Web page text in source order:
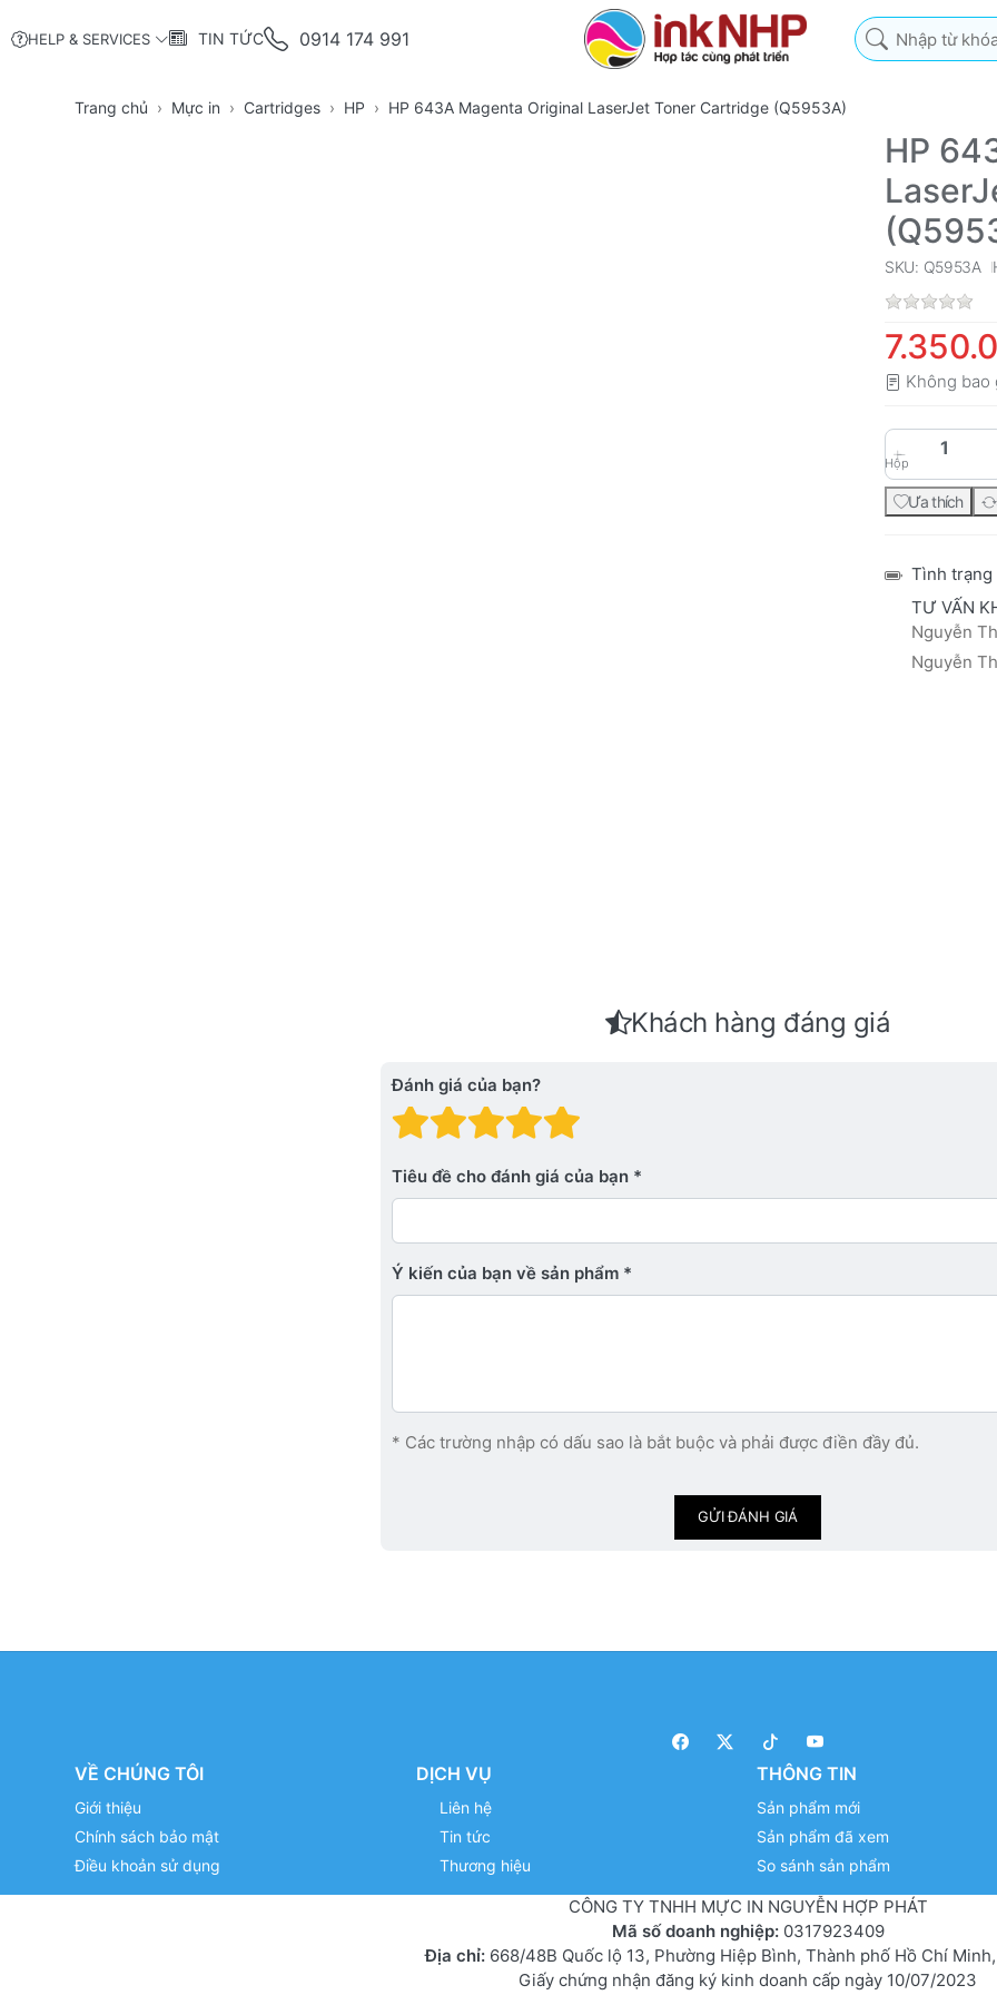
HELP & SERVICES TIN TỨC 0914 174 991
Nhập từ khóa tìm
Trang chủ Mực in Cartridges HP HP 643A Magenta Original LaserJet Toner Cartridge (Q5953A)
HP
SKU: Q5953A
Không bao
Hộp
Ưa thích
Tình trạng
TƯ VẤN
Nguyễn
Nguyễn
Khách hàng đáng giá
Đánh giá của bạn?
Đánh giá: 4 trên 5 sao.
Đánh giá: 3 trên 5 sao.
Đánh giá: 2 trên 5 sao.
Đánh giá: 1 trên 5 sao. Xấu
Tiêu đề cho đánh giá của bạn
Ý kiến ​​của bạn về sản phẩm
* Các trường nhập có dấu sao là bắt buộc và phải được điền đầy đủ.
GỬI ĐÁNH GIÁ
VỀ CHÚNG TÔI
Giới thiệu
Chính sách bảo mật
Điều khoản sử dụng
DỊCH VỤ
Liên hệ
Tin tức
Thương hiệu
THÔNG TIN
Sản phẩm mới
Sản phẩm đã xem
So sánh sản phẩm
CÔNG TY TNHH MỰC IN NGUYỄN HỢP PHÁT
Mã số doanh nghiệp: 0317923409
Địa chỉ:668/48B Quốc lộ 13, Phường Hiệp Bình, Thành phố Hồ Chí
Giấy chứng nhận đăng ký kinh doanh cấp ngày 10/07/2023